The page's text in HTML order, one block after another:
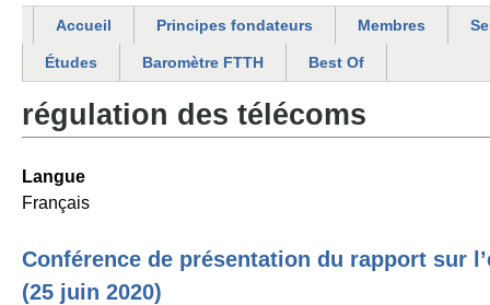
Menu principal
Accueil Principes fondateurs Membres
Études Baromètre FTTH Best Of
régulation des télécoms
Langue
Français
Conférence de présentation du rapport sur
(25 juin 2020)